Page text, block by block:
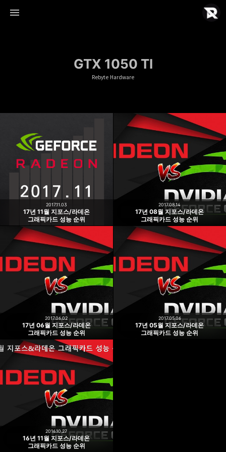
GTX 1050 TI
Rebyte Hardware
17년 11월 지포스/라데온
그래픽카드 성능 순위
2017.11.03
17년 08월 지포스/라데온
그래픽카드 성능 순위
2017.08.14
17년 06월 지포스/라데온
그래픽카드 성능 순위
2017.06.02
17년 05월 지포스/라데온
그래픽카드 성능 순위
2017.05.06
16년 11월 지포스/라데온
그래픽카드 성능 순위
2016.10.27
Rebyte Hardware
Rebyte